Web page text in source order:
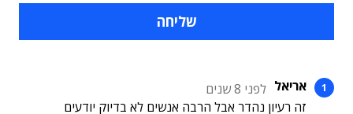
אריאל לפני 8 שנים
זה רעיון נהדר אבל הרבה אנשים לא בדיוק יודעים